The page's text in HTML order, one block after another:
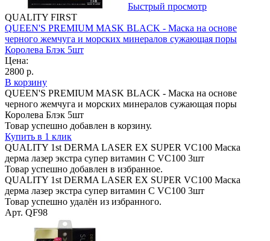
Быстрый просмотр
QUALITY FIRST
QUEEN'S PREMIUM MASK BLACK - Маска на основе
черного жемчуга и морских минералов сужающая поры
Королева Блэк 5шт
Цена:
2800 р.
В корзину
QUEEN'S PREMIUM MASK BLACK - Маска на основе
черного жемчуга и морских минералов сужающая поры
Королева Блэк 5шт
Товар успешно добавлен в корзину.
Купить в 1 клик
QUALITY 1st DERMA LASER EX SUPER VC100 Маска
дерма лазер экстра супер витамин С VC100 3шт
Товар успешно добавлен в избранное.
QUALITY 1st DERMA LASER EX SUPER VC100 Маска
дерма лазер экстра супер витамин С VC100 3шт
Товар успешно удалён из избранного.
Арт. QF98